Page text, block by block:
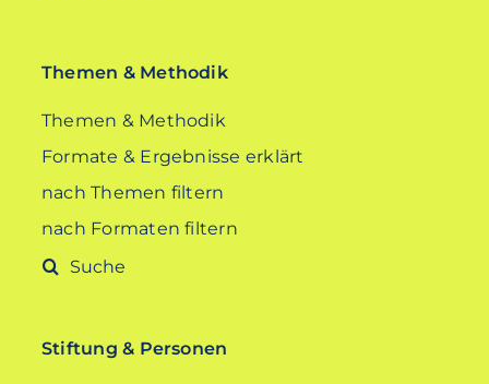
Themen & Methodik
Themen & Methodik
Formate & Ergebnisse erklärt
nach Themen filtern
nach Formaten filtern
Suche
Stiftung & Personen